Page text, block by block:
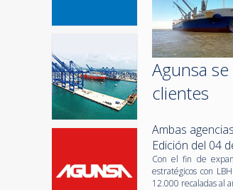
Agunsa
clientes
Ambas
Edición del 04
Con el fin de
estratégicos con
12.000 recaladas al